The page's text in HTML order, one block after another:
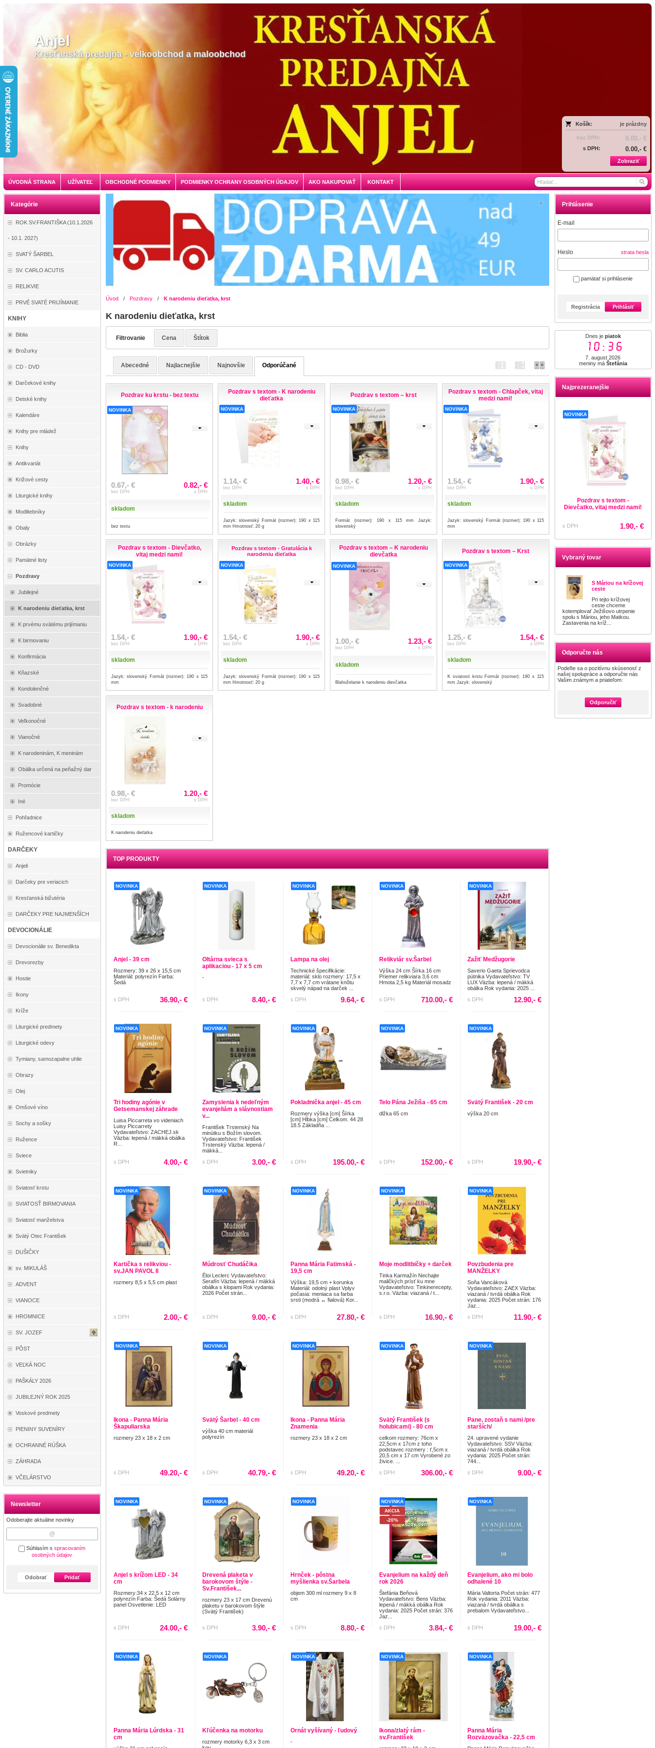
Košík: je prázdny
bez DPH: 0.00,- €
s DPH: 0.00,- €
Zobraziť
Anjel
Kresťanská predajňa - velkoobchod a maloobchod
ÚVODNÁ STRANA UŽÍVATEĽ OBCHODNÉ PODMIENKY PODMIENKY OCHRANY OSOBNÝCH ÚDAJOV AKO NAKUPOVAŤ KONTAKT
Kategórie
ROK SV.FRANTIŠKA (10.1.2026
- 10.1. 2027)
SVATÝ ŠARBEL
SV. CARLO ACUTIS
RELIKVIE
PRVÉ SVATÉ PRIJÍMANIE
KNIHY
Biblia
Brožurky
CD - DVD
Darčekové knihy
Detské knihy
Kalendáre
Knihy pre mládež
Knihy
Antikvariát
Križové cesty
Liturgické knihy
Modlitebníky
Obaly
Obrázky
Pamätné listy
Pozdravy
Jubilejné
K narodeniu dieťatka, krst
K prvému svätému prijímaniu
K birmovaniu
Konfirmácia
Kňazské
Kondolenčné
Svadobné
Veľkonočné
Vianočné
K narodeninám, K meninám
Obálka určená na peňažný dar
Promócie
Iné
Pohľadnice
Ružencové kartičky
DARČEKY
Anjeli
Darčeky pre veriacich
Kresťanská bižutéria
DARČEKY PRE NAJMENŠÍCH
DEVOCIONÁLIE
Devocionálie sv. Benedikta
Drevorezby
Hostie
Ikony
Kríže
Liturgické predmety
Liturgické odevy
Tymiany, samozapalne uhlie
Obrazy
Olej
Omšové víno
Sochy a sošky
Ružence
Sviece
Svietniky
Sviatosť krstu
SVIATOSŤ BIRMOVANIA
Sviatosť manželstva
Svätý Otec František
DUŠIČKY
sv. MIKULÁŠ
ADVENT
VIANOCE
HROMNICE
SV. JOZEF
PÔST
VEĽKÁ NOC
PAŠKÁLY 2026
JUBILEJNÝ ROK 2025
Voskové predmety
PIENINY SUVENÍRY
OCHRANNÉ RÚŠKA
ZÁHRADA
VČELÁRSTVO
Newsletter
Odoberajte aktuálne novinky
Súhlasím sspracovaním
osobných údajov
Odobrať Pridať
Prihlásenie
E-mail
Heslo strata hesla
pamätať si prihlásenie
Registrácia Prihlásiť
Dnes je piatok
10:36
7. august 2026
meniny má Štefánia
Najprezeranejšie
NOVINKA
Pozdrav s textom -
Dievčatko, vitaj medzi nami!
s DPH 1.90,- €
Vybraný tovar
S Máriou na krížovej
ceste
Pri tejto krížovej
ceste chceme
kotemplovať Ježišovo utrpenie
spolu s Máriou, jeho Matkou.
Zastavenia na kríž...
Odporučte nás
Podeľte sa o pozitívnu skúsenosť z
našej spolupráce a odporučte nás
Vašim známym a priateľom:
Odporučiť
Úvod / Pozdravy / K narodeniu dieťatka, krst
K narodeniu dieťatka, krst
Filtrovanie Cena Štítok
Abecedné Najlacnejšie Najnovšie Odporúčané
Pozdrav ku krstu - bez textu
NOVINKA
0.67,- €
bez DPH
0.82,- €
s DPH
skladom
bez textu
Pozdrav s textom - K narodeniu
dieťatka
NOVINKA
1.14,- €
bez DPH
1.40,- €
s DPH
skladom
Jazyk: slovenský Formát (rozmer): 190 x 115
mm Hmotnosť: 20 g
Pozdrav s textom – krst
NOVINKA
0.98,- €
bez DPH
1.20,- €
s DPH
skladom
Formát (rozmer): 190 x 115 mm Jazyk:
slovenský
Pozdrav s textom - Chlapček, vitaj
medzi nami!
NOVINKA
1.54,- €
bez DPH
1.90,- €
s DPH
skladom
Jazyk: slovenský Formát (rozmer): 190 x 115
mm
Pozdrav s textom - Dievčatko,
vitaj medzi nami!
NOVINKA
1.54,- €
bez DPH
1.90,- €
s DPH
skladom
Jazyk: slovenský Formát (rozmer): 190 x 115
mm
Pozdrav s textom - Gratulácia k
narodeniu dieťatka
NOVINKA
1.54,- €
bez DPH
1.90,- €
s DPH
skladom
Jazyk: slovenský Formát (rozmer): 190 x 115
mm Hmotnosť: 20 g
Pozdrav s textom – K narodeniu
dievčatka
NOVINKA
1.00,- €
bez DPH
1.23,- €
s DPH
skladom
Blahoželanie k narodeniu dievčatka
Pozdrav s textom – Krst
NOVINKA
1.25,- €
bez DPH
1.54,- €
s DPH
skladom
K sviatosti krstu Formát (rozmer): 190 x 115
mm Jazyk: slovenský
Pozdrav s textom - k narodeniu
0.98,- €
bez DPH
1.20,- €
s DPH
skladom
K narodeniu dieťatka
TOP PRODUKTY
NOVINKA
Anjel - 39 cm
Rozmery: 39 x 26 x 15,5 cm
Materiál: polyrezín Farba:
Šedá
s DPH 36.90,- €
NOVINKA
Oltárna svieca s
aplikaciou - 17 x 5 cm
-
s DPH 8.40,- €
NOVINKA
Lampa na olej
Technické špecifikácie:
materiál: sklo rozmery: 17,5 x
7,7 x 7,7 cm vrátane knôtu
skvelý nápad na darček ...
s DPH
9.64,- €
NOVINKA
Relikviár sv.Šarbel
Výška 24 cm Šírka 16 cm
Priemer relikviara 3,6 cm
Hmota 2,5 kg Materiál mosadz
s DPH 710.00,- €
NOVINKA
Zažiť Medžugorie
Saverio Gaeta Sprievodca
pútnika Vydavateľstvo: TV
LUX Väzba: lepená / mäkká
obálka Rok vydania: 2025 ...
s DPH
12.90,- €
NOVINKA
Tri hodiny agónie v
Getsemanskej záhrade
Luisa Piccarreta vo videniach
Luisy Piccarrety
Vydavateľstvo: ZACHEJ.sk
Väzba: lepená / mäkká obálka
R...
s DPH 4.00,- €
NOVINKA
Zamyslenia k nedeľným
evanjeliám a slávnostiam
v...
František Trstenský Na
minútku s Božím slovom.
Vydavateľstvo: František
Trstenský Väzba: lepená /
mäkká...
s DPH
3.00,- €
NOVINKA
Pokladnička anjel - 45 cm
Rozmery výška [cm] Šírka
[cm] Hĺbka [cm] Celkom. 44 28
18.5 Základňa ...
s DPH 195.00,- €
NOVINKA
Telo Pána Ježiša - 65 cm
dlžka 65 cm
s DPH 152.00,- €
NOVINKA
Svätý František - 20 cm
výška 20 cm
s DPH 19.90,- €
NOVINKA
Kartička s relikviou -
sv.JAN PAVOL II
rozmery 8,5 x 5,5 cm plast
s DPH 2.00,- €
NOVINKA
Múdrosť Chudáčika
Éloi Leclerc Vydavateľstvo:
Serafín Väzba: lepená / mäkká
obálka s klopami Rok vydania:
2026 Počet strán...
s DPH 9.00,- €
NOVINKA
Panna Mária Fatimská -
19,5 cm
Výška: 19,5 cm + korunka
Materiál: odolný plast Vplyv
počasia: meniaca sa farba
srsti (modrá ↔ fialová) Kor...
s DPH 27.80,- €
NOVINKA
Moje modlitbičky + darček
Tinka Karmažín Nechajte
maličkých prísť ku mne
Vydavateľstvo: Tinkinerecepty,
s.r.o. Väzba: viazaná / t...
s DPH 16.90,- €
NOVINKA
Povzbudenia pre
MANŽELKY
Soňa Vancáková
Vydavateľstvo: ZAEX Väzba:
viazaná / tvrdá obálka Rok
vydania: 2025 Počet strán: 176
Jaz...
s DPH
11.90,- €
NOVINKA
Ikona - Panna Mária
Škapuliarska
rozmery 23 x 18 x 2 cm
s DPH 49.20,- €
NOVINKA
Svätý Šarbel - 40 cm
výška 40 cm materiál
polyrezín
s DPH 40.79,- €
NOVINKA
Ikona - Panna Mária
Znamenia
rozmery 23 x 18 x 2 cm
s DPH 49.20,- €
NOVINKA
Svätý František (s
holubicami) - 80 cm
celkom rozmery: 76cm x
22,5cm x 17cm z toho
podstavec rozmery : ť,5cm x
20,5 cm x 17 cm Vyrobené zo
živice. ...
s DPH
306.00,- €
NOVINKA
Pane, zostaň s nami /pre
starších/
24. upravené vydanie
Vydavateľstvo: SSV Väzba:
viazaná / tvrdá obálka Rok
vydania: 2025 Počet strán:
744...
s DPH
9.00,- €
NOVINKA
Anjel s krížom LED - 34
cm
Rozmery:34 x 22,5 x 12 cm
polyrezín Farba: Šedá Solárny
panel Osvetlenie: LED
s DPH 24.00,- €
NOVINKA
Drevená plaketa v
barokovom štýle -
Sv.František...
rozmery 23 x 17 cm Drevenú
plaketu v barokovom štýle
(Svätý František)
s DPH 3.90,- €
NOVINKA
Hrnček - pôstna
myšlienka sv.Šarbela
objem 300 ml rozmery 9 x 8
cm
s DPH 8.80,- €
NOVINKA
AKCIA
-20%
Evanjelium na každý deň
rok 2026
Štefánia Beňová
Vydavateľstvo: Bens Väzba:
lepená / mäkká obálka Rok
vydania: 2025 Počet strán: 376
Jaz...
s DPH
3.84,- €
NOVINKA
Evanjelium, ako mi bolo
odhalené 10
Mária Valtorta Počet strán: 477
Rok vydania: 2011 Väzba:
viazaná / tvrdá obálka s
prebalom Vydavateľstvo...
s DPH 19.00,- €
NOVINKA
Panna Mária Lúrdska - 31
cm
NOVINKA
Kľúčenka na motorku
rozmery motorky 6,3 x 3 cm
NOVINKA
Ornát vyšívaný - ľudový
-
NOVINKA
Ikona/zlatý rám -
sv.František
NOVINKA
Panna Mária
Rozväzovačka - 22,5 cm